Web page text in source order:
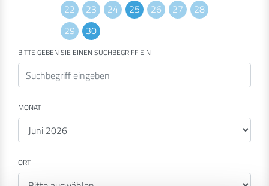
22
23 24 25 26 27
28
29
30
BITTE GEBEN SIE EINEN SUCHBEGRIFF EIN
MONAT
ORT